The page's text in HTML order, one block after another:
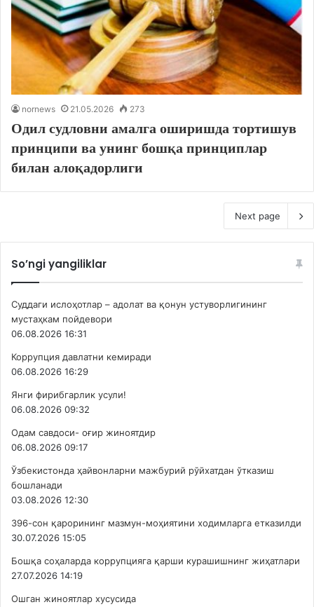
nornews 21.05.2026 273
Одил судловни амалга оширишда тортишув
принципи ва унинг бошқа принциплар
билан алоқадорлиги
Next page
So’ngi yangiliklar
Суддаги ислоҳотлар – адолат ва қонун устуворлигининг
мустаҳкам пойдевори
06.08.2026 16:31
Коррупция давлатни кемиради
06.08.2026 16:29
Янги фирибгарлик усули!
06.08.2026 09:32
Одам савдоси- оғир жиноятдир
06.08.2026 09:17
Ўзбекистонда ҳайвонларни мажбурий рўйхатдан ўтказиш
бошланади
03.08.2026 12:30
396-сон қарорининг мазмун-моҳиятини ходимларга етказилди
30.07.2026 15:05
Бошқа соҳаларда коррупцияга қарши курашишнинг жиҳатлари
27.07.2026 14:19
Ошган жиноятлар хусусида